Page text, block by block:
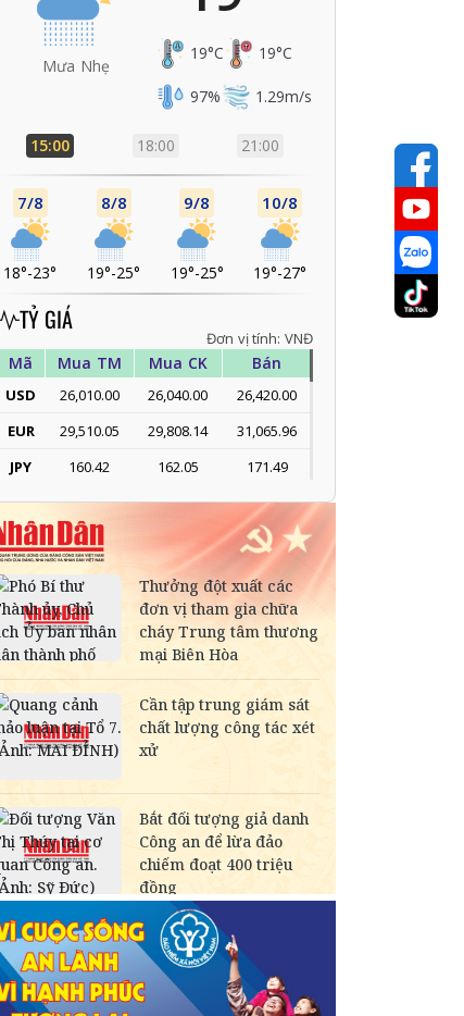
Mưa Nhẹ
19°C 19°C
97% 1.29m/s
15:00 18:00 21:00
7/8
18°-23°
8/8
19°-25°
9/8
19°-25°
10/8
19°-27°
TỶ GIÁ
Đơn vị tính: VNĐ
Mã Mua TM Mua CK Bán
USD 26,010.00 26,040.00
26,420.00
EUR
29,510.05 29,808.14
31,065.96
JPY
160.42 162.05
171.49
CNY
3,788.45 3,826.71
3,949.28
KRW
15.93
19.20
SGD
19,929.20 20,130.51
20,816.88
DKK
- 3,977.16
4,129.26
THB
699.53 777.26
SEK
- 2,709.10
2,823.98
SAR
- 6,944.19
7,243.07
RUB
- 307.79
NOK
- 2,696.08
2,810.41
MYR
- 6,349.52
6,487.68
KWD
- 84,949.84
89,067.59
CAD
18,244.67 18,428.96
19,019.23
CHF
31,643.07 31,962.69
INR
- 273.90
285.68
HKD
3,249.71 3,282.53
3,408.07